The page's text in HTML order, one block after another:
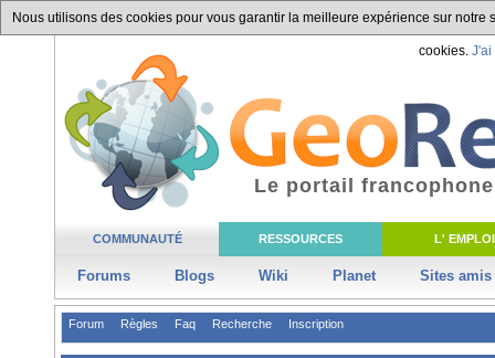
Nous utilisons des cookies pour vous garantir la meilleure expérience sur
cookies. J'ai
COMMUNAUTÉ RESSOURCES L' EMPLOI
Forums Blogs Wiki Planet Sites amis
Le portail
Forum Règles Faq Recherche Inscription